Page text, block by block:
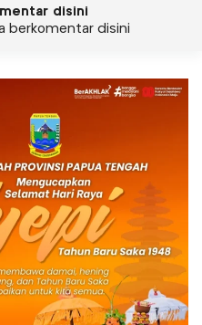
disini
berkomentar disini